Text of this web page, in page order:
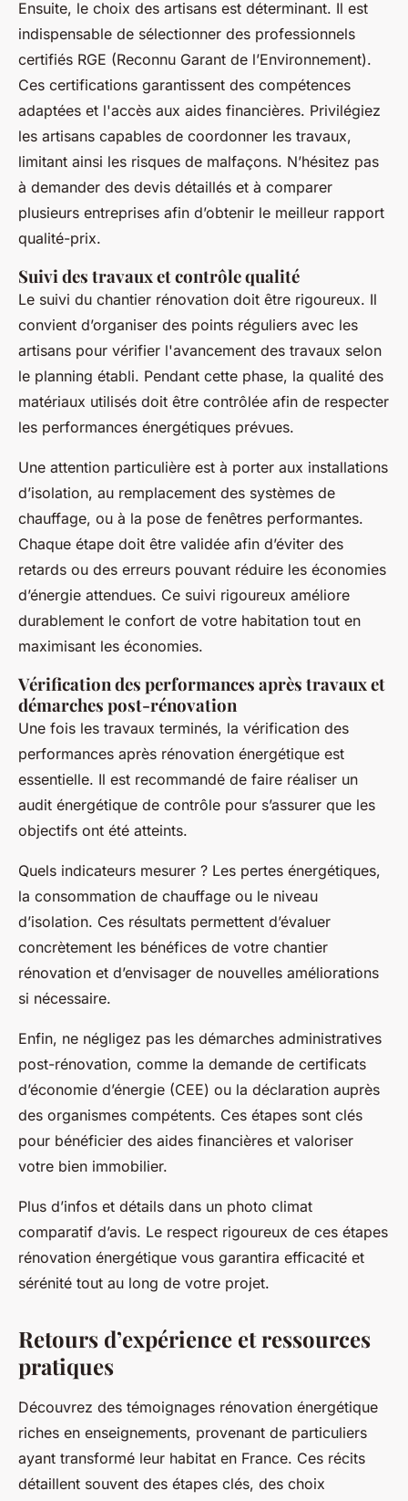
Ensuite, le choix des artisans est déterminant. Il est
indispensable de sélectionner des professionnels
certifiés RGE (Reconnu Garant de l’Environnement).
Ces certifications garantissent des compétences
adaptées et l'accès aux aides financières. Privilégiez
les artisans capables de coordonner les travaux,
limitant ainsi les risques de malfaçons. N’hésitez pas
à demander des devis détaillés et à comparer
plusieurs entreprises afin d’obtenir le meilleur rapport
qualité-prix.
Suivi des travaux et contrôle qualité
Le suivi du chantier rénovation doit être rigoureux. Il
convient d’organiser des points réguliers avec les
artisans pour vérifier l'avancement des travaux selon
le planning établi. Pendant cette phase, la qualité des
matériaux utilisés doit être contrôlée afin de respecter
les performances énergétiques prévues.
Une attention particulière est à porter aux installations
d’isolation, au remplacement des systèmes de
chauffage, ou à la pose de fenêtres performantes.
Chaque étape doit être validée afin d’éviter des
retards ou des erreurs pouvant réduire les économies
d’énergie attendues. Ce suivi rigoureux améliore
durablement le confort de votre habitation tout en
maximisant les économies.
Vérification des performances après travaux et
démarches post-rénovation
Une fois les travaux terminés, la vérification des
performances après rénovation énergétique est
essentielle. Il est recommandé de faire réaliser un
audit énergétique de contrôle pour s’assurer que les
objectifs ont été atteints.
Quels indicateurs mesurer ? Les pertes énergétiques,
la consommation de chauffage ou le niveau
d’isolation. Ces résultats permettent d’évaluer
concrètement les bénéfices de votre chantier
rénovation et d’envisager de nouvelles améliorations
si nécessaire.
Enfin, ne négligez pas les démarches administratives
post-rénovation, comme la demande de certificats
d’économie d’énergie (CEE) ou la déclaration auprès
des organismes compétents. Ces étapes sont clés
pour bénéficier des aides financières et valoriser
votre bien immobilier.
Plus d’infos et détails dans un photo climat
comparatif d’avis. Le respect rigoureux de ces étapes
rénovation énergétique vous garantira efficacité et
sérénité tout au long de votre projet.
Retours d’expérience et ressources
pratiques
Découvrez des témoignages rénovation énergétique
riches en enseignements, provenant de particuliers
ayant transformé leur habitat en France. Ces récits
détaillent souvent des étapes clés, des choix